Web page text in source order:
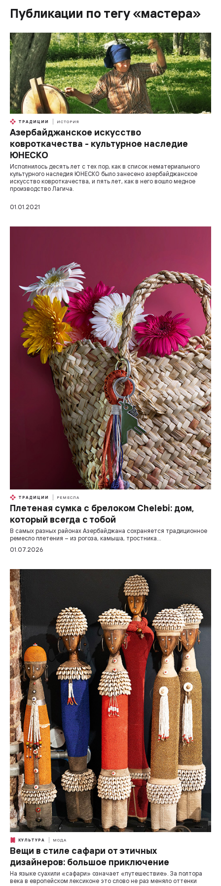
Публикации по тегу «мастера»
ТРАДИЦИИ ИСТОРИЯ
Азербайджанское искусство
ковроткачества - культурное наследие
ЮНЕСКО
Исполнилось десять лет с тех пор, как в список нематериального
культурного наследия ЮНЕСКО было занесено азербайджанское
искусство ковроткачества, и пять лет, как в него вошло медное
производство Лагича.
01.01.2021
ТРАДИЦИИ РЕМЕСЛА
Плетеная сумка с брелоком Chelebi: дом,
который всегда с тобой
В самых разных районах Азербайджана сохраняется традиционное
ремесло плетения – из рогоза, камыша, тростника…
01.07.2026
КУЛЬТУРА МОДА
Вещи в стиле сафари от этичных
дизайнеров: большое приключение
На языке суахили «сафари» означает «путешествие». За полтора
века в европейском лексиконе это слово не раз меняло оттенки